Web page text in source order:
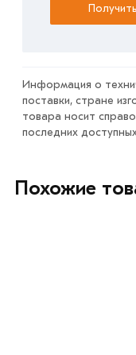
Информация о
поставки, стране
товара носит
последних
Похожие